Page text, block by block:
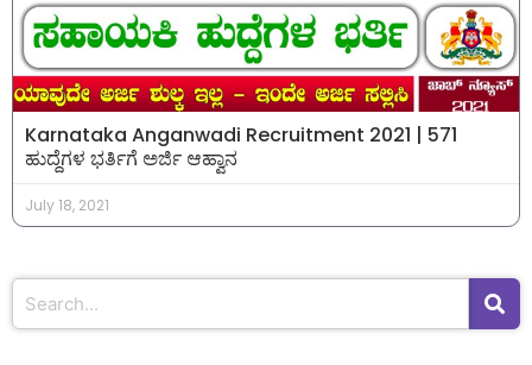
Karnataka Anganwadi Recruitment 2021 | 571
ಹುದ್ದೆಗಳ ಭರ್ತಿಗೆ ಅರ್ಜಿ ಆಹ್ವಾನ
July 18, 2021